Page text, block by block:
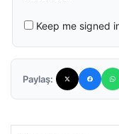
Keep me signed
Paylaş: